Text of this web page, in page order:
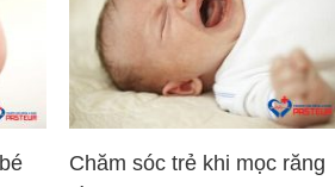
Chăm sóc trẻ khi mọc răng